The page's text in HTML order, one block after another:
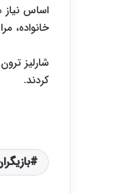
اساس
خانواده،
شارلیز
کردند.